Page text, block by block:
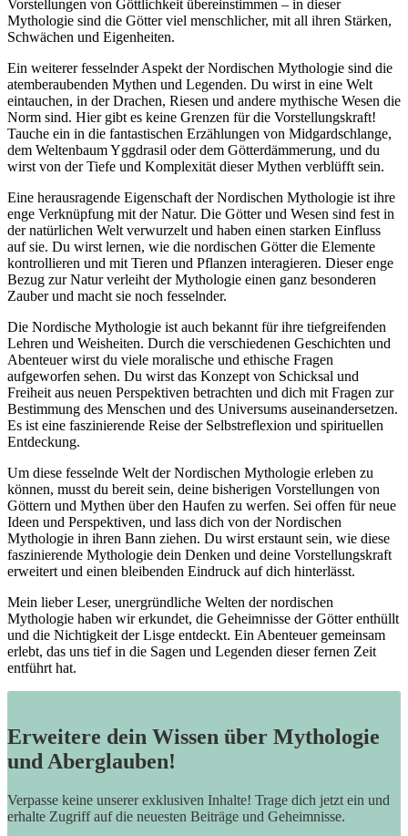
Vorstellungen von Göttlichkeit übereinstimmen – in dieser
Mythologie sind die Götter viel menschlicher, mit all ihren Stärken,
Schwächen und Eigenheiten.
Ein weiterer fesselnder Aspekt der Nordischen Mythologie sind die
atemberaubenden Mythen und Legenden. Du wirst in eine Welt
eintauchen, in der Drachen, Riesen und andere mythische Wesen die
Norm sind. Hier gibt es keine Grenzen für die Vorstellungskraft!
Tauche ein in die fantastischen Erzählungen von Midgardschlange,
dem Weltenbaum Yggdrasil oder dem Götterdämmerung, und du
wirst von der Tiefe und Komplexität dieser Mythen verblüfft sein.
Eine herausragende Eigenschaft der Nordischen Mythologie ist ihre
enge Verknüpfung mit der Natur. Die Götter und Wesen sind fest in
der natürlichen Welt verwurzelt und haben einen starken Einfluss
auf sie. Du wirst lernen, wie die nordischen Götter die Elemente
kontrollieren und mit Tieren und Pflanzen interagieren. Dieser enge
Bezug zur Natur verleiht der Mythologie einen ganz besonderen
Zauber und macht sie noch fesselnder.
Die Nordische Mythologie ist auch bekannt für ihre tiefgreifenden
Lehren und Weisheiten. Durch die verschiedenen Geschichten und
Abenteuer wirst du viele moralische und ethische Fragen
aufgeworfen sehen. Du wirst das Konzept von Schicksal und
Freiheit aus neuen Perspektiven betrachten und dich mit Fragen zur
Bestimmung des Menschen und des Universums auseinandersetzen.
Es ist eine faszinierende Reise der Selbstreflexion und spirituellen
Entdeckung.
Um diese fesselnde Welt der Nordischen Mythologie erleben zu
können, musst du bereit sein, deine bisherigen Vorstellungen von
Göttern und Mythen über den Haufen zu werfen. Sei offen für neue
Ideen und Perspektiven, und lass dich von der Nordischen
Mythologie in ihren Bann ziehen. Du wirst erstaunt sein, wie diese
faszinierende Mythologie dein Denken und deine Vorstellungskraft
erweitert und einen bleibenden Eindruck auf dich hinterlässt.
Mein lieber Leser, unergründliche Welten der nordischen
Mythologie haben wir erkundet, die Geheimnisse der Götter enthüllt
und die Nichtigkeit der Lisge entdeckt. Ein Abenteuer gemeinsam
erlebt, das uns tief in die Sagen und Legenden dieser fernen Zeit
entführt hat.
Erweitere dein Wissen über Mythologie
und Aberglauben!
Verpasse keine unserer exklusiven Inhalte! Trage dich jetzt ein und
erhalte Zugriff auf die neuesten Beiträge und Geheimnisse.